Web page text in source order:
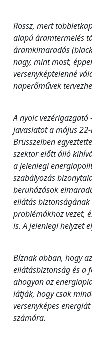
Rossz, mert
alapú áramtermelés
áramkimaradás
nagy, mint most,
versenyképtelenné
naperőművek
A nyolc vezérigazgató
javaslatot a május
Brüsszelben
szektor előtt álló
a jelenlegi
szabályozás
beruházások
ellátás biztonságának
problémákhoz vezet,
is. A jelenlegi helyzet
Bíznak abban, hogy
ellátásbiztonság és a
ahogyan az
látják, hogy csak
versenyképes
számára.